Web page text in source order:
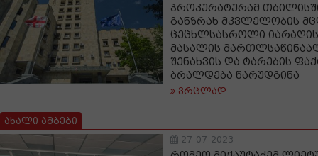
პროკურატურამ
განზრახ მკვლელობის
ცეცხლსასროლი
მასალის
შენახვის და ტარების
ბრალდება წარუდგინა
ვრცლად
ახალი ამბები
27-07-2023